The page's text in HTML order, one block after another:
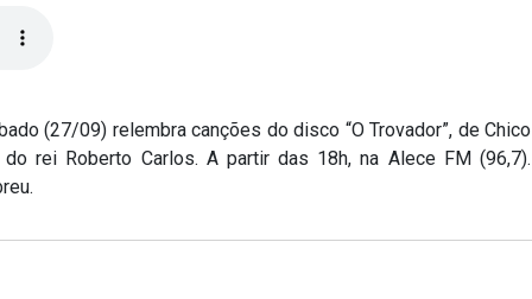
(27/09) relembra canções do disco “O Trovador”, de Chico
rei Roberto Carlos. A partir das 18h, na Alece FM (96,7).